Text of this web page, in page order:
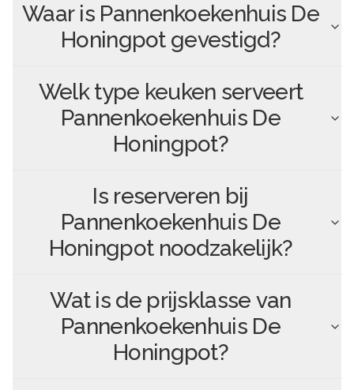
Waar is Pannenkoekenhuis De
Honingpotgevestigd?
Welk type keuken serveert
Pannenkoekenhuis De
Honingpot?
Is reserveren bij
Pannenkoekenhuis De
Honingpotnoodzakelijk?
Wat is de prijsklasse van
Pannenkoekenhuis De
Honingpot?